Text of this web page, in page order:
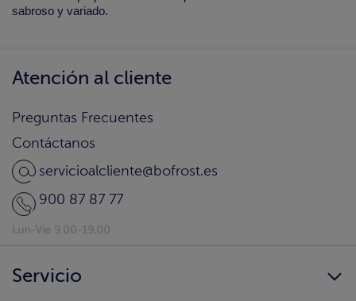
sabroso y variado.
Atención al cliente
Preguntas Frecuentes
Contáctanos
servicioalcliente@bofrost.es
900 87 87 77
Servicio